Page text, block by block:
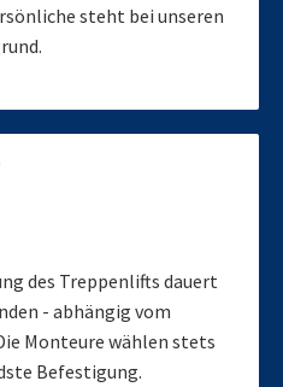
steht bei unseren
des Treppenlifts dauert
- abhängig vom
Monteure wählen stets
Befestigung.